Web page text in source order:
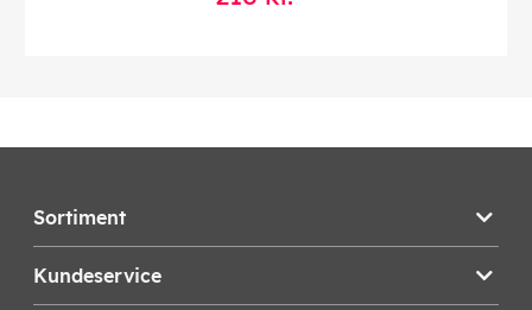
Sortiment
Kundeservice